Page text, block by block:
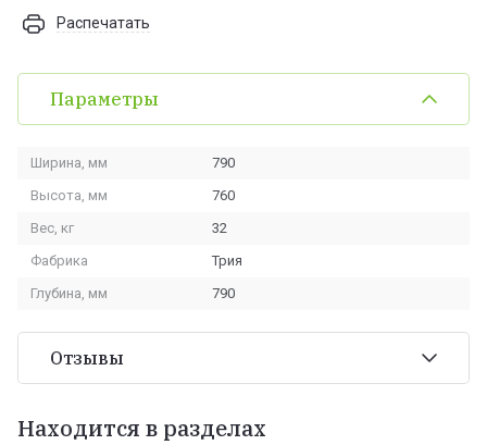
Распечатать
Параметры
Ширина, мм
790
Высота, мм
760
Вес, кг
32
Фабрика
Трия
Глубина, мм
790
Отзывы
Находится в разделах